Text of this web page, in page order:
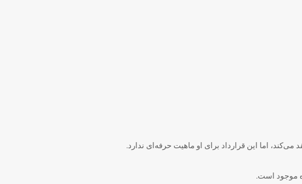
اما این قرارداد برای او ماهیت حرفه‌ای ندارد.
موجود است.